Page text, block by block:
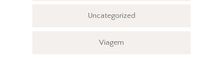
Uncategorized
Viagem